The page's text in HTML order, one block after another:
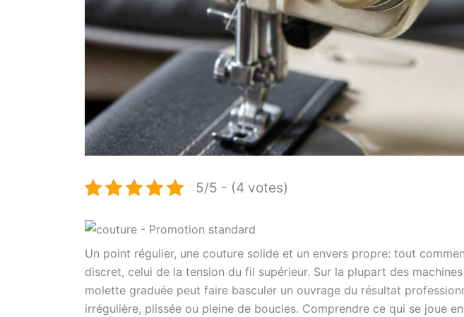
5/5 - (4 votes)
Un point régulier, une couture solide et un envers propre: tout
discret, celui de la tension du fil supérieur. Sur la plupart des
molette graduée peut faire basculer un ouvrage du résultat
irrégulière, plissée ou pleine de boucles. Comprendre ce qui se joue